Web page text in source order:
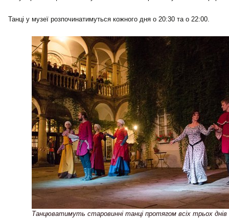
Танці у музеї розпочинатимуться кожного дня о 20:30 та о 22:00.
Танцюватимуть старовинні танці протягом всіх трьох